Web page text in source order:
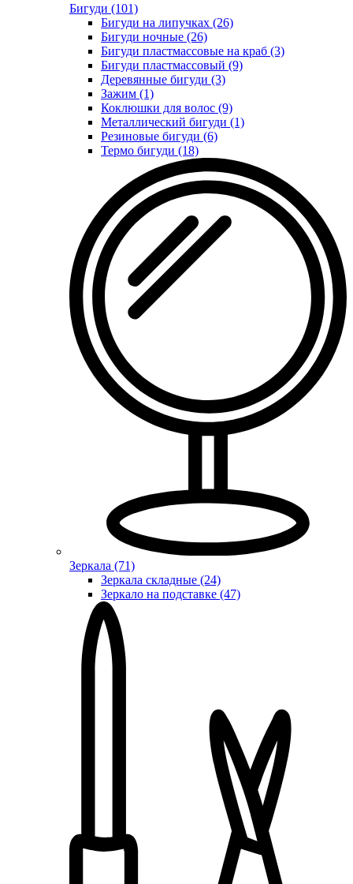
Бигуди (101)
Бигуди на липучках (26)
Бигуди ночные (26)
Бигуди пластмассовые на краб (3)
Бигуди пластмассовый (9)
Деревянные бигуди (3)
Зажим (1)
Коклюшки для волос (9)
Металлический бигуди (1)
Резиновые бигуди (6)
Термо бигуди (18)
Зеркала (71)
Зеркала складные (24)
Зеркало на подставке (47)